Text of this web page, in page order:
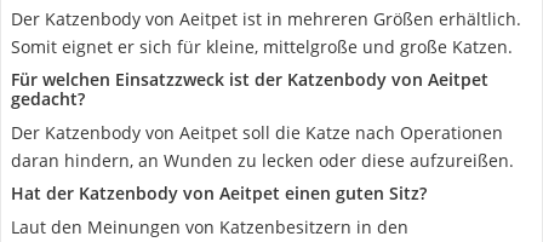
Der Katzenbody von Aeitpet ist in mehreren Größen erhältlich.
Somit eignet er sich für kleine, mittelgroße und große Katzen.
Für welchen Einsatzzweck ist der Katzenbody von Aeitpet
gedacht?
Der Katzenbody von Aeitpet soll die Katze nach Operationen
daran hindern, an Wunden zu lecken oder diese aufzureißen.
Hat der Katzenbody von Aeitpet einen guten Sitz?
Laut den Meinungen von Katzenbesitzern in den